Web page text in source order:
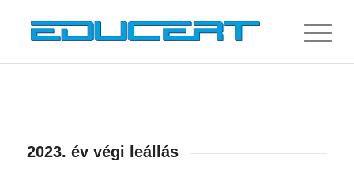
2023. év végi leállás